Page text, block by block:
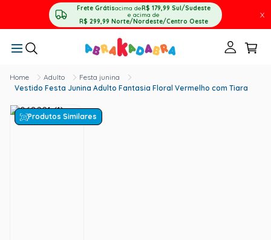
Frete Grátisacima deR$ 179,99 Sul/Sudeste
e acima de
R$ 299,99 Norte/Nordeste/Centro Oeste
X
Adulto
Festa junina
Vestido Festa Junina Adulto Fantasia Floral Vermelho com Tiara
Produtos Similares